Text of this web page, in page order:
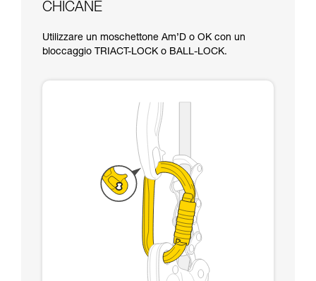
CHICANE
Utilizzare un moschettone Am’D o OK con un
bloccaggio TRIACT-LOCK o BALL-LOCK.